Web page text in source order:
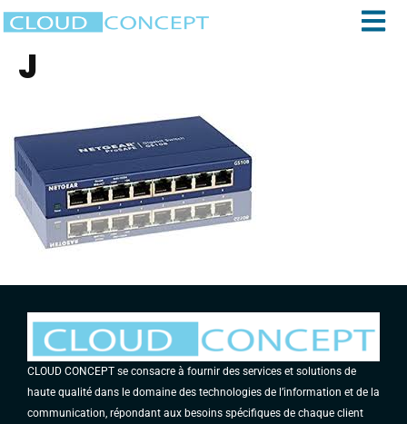
J
CLOUD CONCEPT se consacre à fournir des services et solutions de
haute qualité dans le domaine des technologies de l’information et de la
communication, répondant aux besoins spécifiques de chaque client